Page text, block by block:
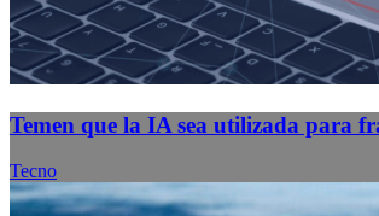
Temen que la IA sea utilizada para
Tecno